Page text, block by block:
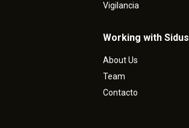
Vigilancia
Working with Sidus
About Us
Team
Contacto